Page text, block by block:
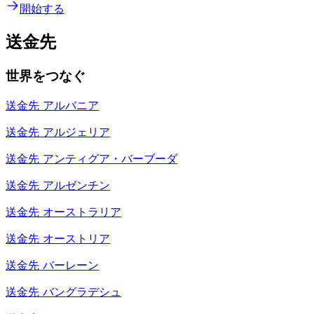
開始する
送金先
世界をつなぐ
送金先 アルバニア
送金先 アルジェリア
送金先 アンティグア・バーブーダ
送金先 アルゼンチン
送金先 オーストラリア
送金先 オーストリア
送金先 バーレーン
送金先 バングラデシュ